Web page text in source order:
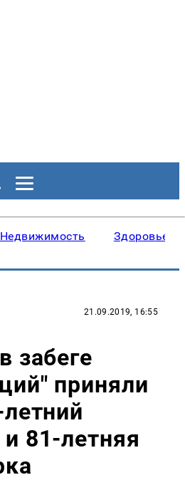
Недвижимость Здоровье
21.09.2019, 16:55
забеге
приняли
81-летняя